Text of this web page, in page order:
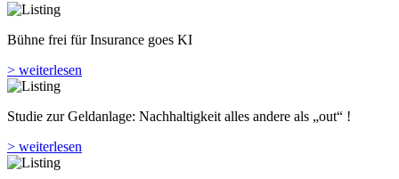
Bühne frei für Insurance goes KI
> weiterlesen
Studie zur Geldanlage: Nachhaltigkeit alles andere als „out“ !
> weiterlesen